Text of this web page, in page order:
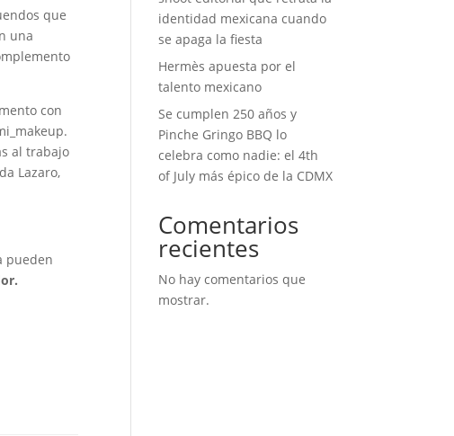
que
una
con
al trabajo
Lazaro,
pueden
identidad mexicana cuando
se apaga la fiesta
Hermès apuesta por el
talento mexicano
Se cumplen 250 años y
Pinche Gringo BBQ lo
celebra como nadie: el 4th
of July más épico de la CDMX
Comentarios
recientes
No hay comentarios que
mostrar.